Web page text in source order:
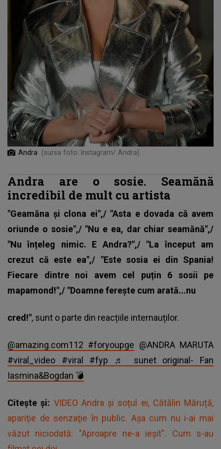
Andra (sursa foto: Instagram/ Andra)
Andra are o sosie. Seamănă
incredibil de mult cu artista
"Geamăna și clona ei",/ "Asta e dovada că avem
oriunde o sosie",/ "Nu e ea, dar chiar seamănă",/
"Nu înțeleg nimic. E Andra?",/ "La început am
crezut că este ea",/ "Este sosia ei din Spania!
Fiecare dintre noi avem cel puțin 6 sosii pe
mapamond!",/ "Doamne ferește cum arată...nu
cred!", sunt o parte din reacțiile internauților.
@amazing.com112 #foryoupge @ANDRA MARUTA
#viral_video #viral #fyp ♬ sunet original- Fan
Iasmina&Bogdan 💣
Citește și: VIDEO Andra și soțul ei, Cătălin Măruță,
apariţie de senzaţie în public. Așa cum nu i-ai mai
văzut niciodată: "Aproapre ne-a ieșit". Cum s-au